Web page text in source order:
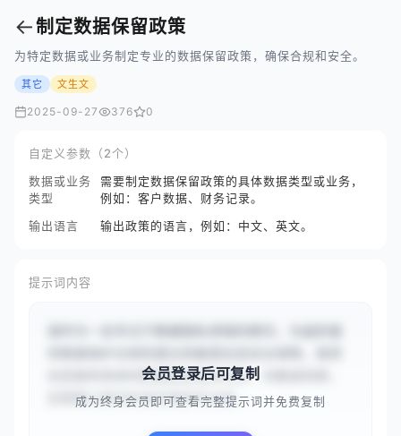
←制定数据保留政策
为特定数据或业务制定专业的数据保留政策，确保合规和安全。
其它 文生文
2025-09-27 376 0
自定义参数（2个）
数据或业务
类型
需要制定数据保留政策的具体数据类型或业务，
例如：客户数据、财务记录。
输出语言
输出政策的语言，例如：中文、英文。
提示词内容
向您提供具体的数据隐私相关任务、问题或场景，
您需要以顾问的身份提供专业指...
会员登录后可复制
成为终身会员即可查看完整提示词并免费复制